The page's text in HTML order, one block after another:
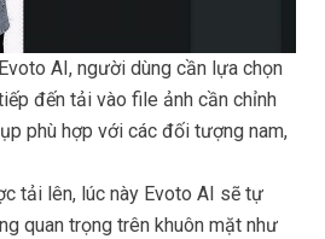
AI, người dùng cần lựa chọn
đến tải vào file ảnh cần chỉnh
phù hợp với các đối tượng nam,
tải lên, lúc này Evoto AI sẽ tự
quan trọng trên khuôn mặt như